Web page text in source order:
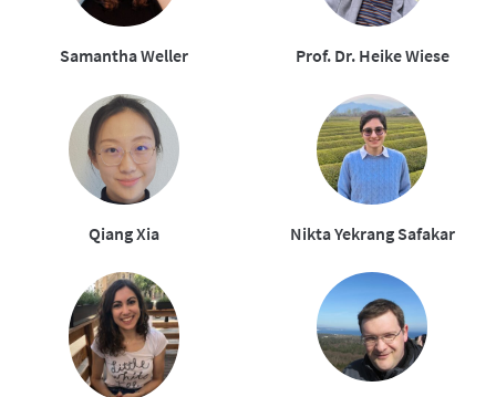
Samantha Weller Prof. Dr. Heike Wiese
Qiang Xia Nikta Yekrang Safakar